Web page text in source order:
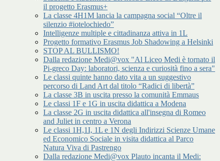
il progetto Erasmus+
La classe 4H1M lancia la campagna social “Oltre il
silenzio #iotelochiedo”
Intelligenze multiple e cittadinanza attiva in 1L
Progetto formativo Erasmus Job Shadowing a Helsinki
STOP AL BULLISMO!
Dalla redazione Medi@vox "Al Liceo Medi è tornato il
Pi-greco Day: laboratori, scienza e curiosità fino a sera"
Le classi quinte hanno dato vita a un suggestivo
percorso di Land Art dal titolo “Radici di libertà”
La classe 3B in uscita presso la comunità Emmaus
Le classi 1F e 1G in uscita didattica a Modena
La classe 2G in uscita didattica all'insegna di Romeo
and Juliet in centro a Verona
Le classi 1H,1I, 1L e 1N degli Indirizzi Scienze Umane
ed Economico Sociale in visita didattica al Parco
Natura Viva di Pastrengo
Dalla redazione Medi@vox Plauto incanta il Medi: